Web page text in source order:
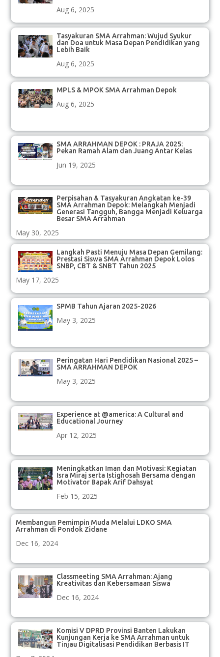
Aug 6, 2025
Tasyakuran SMA Arrahman: Wujud Syukur
dan Doa untuk Masa Depan Pendidikan yang
Lebih Baik
Aug 6, 2025
MPLS & MPOK SMA Arrahman Depok
Aug 6, 2025
SMA ARRAHMAN DEPOK : PRAJA 2025:
Pekan Ramah Alam dan Juang Antar Kelas
Jun 19, 2025
Perpisahan & Tasyakuran Angkatan ke-39
SMA Arrahman Depok: Melangkah Menjadi
Generasi Tangguh, Bangga Menjadi Keluarga
Besar SMA Arrahman
May 30, 2025
Langkah Pasti Menuju Masa Depan Gemilang:
Prestasi Siswa SMA Arrahman Depok Lolos
SNBP, CBT & SNBT Tahun 2025
May 17, 2025
SPMB Tahun Ajaran 2025-2026
May 3, 2025
Peringatan Hari Pendidikan Nasional 2025 –
SMA ARRAHMAN DEPOK
May 3, 2025
Experience at @america: A Cultural and
Educational Journey
Apr 12, 2025
Meningkatkan Iman dan Motivasi: Kegiatan
Isra Miraj serta Istighosah Bersama dengan
Motivator Bapak Arif Dahsyat
Feb 15, 2025
Membangun Pemimpin Muda Melalui LDKO SMA
Arrahman di Pondok Zidane
Dec 16, 2024
Classmeeting SMA Arrahman: Ajang
Kreativitas dan Kebersamaan Siswa
Dec 16, 2024
Komisi V DPRD Provinsi Banten Lakukan
Kunjungan Kerja ke SMA Arrahman untuk
Tinjau Digitalisasi Pendidikan Berbasis IT